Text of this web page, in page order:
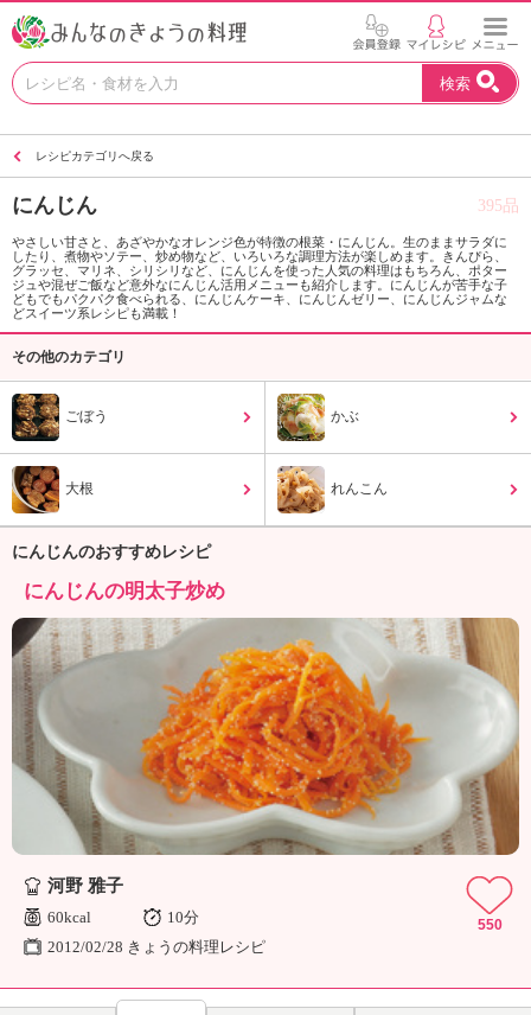
お
い
を
見
つ
け
よ
。
K
エ
ナ
ル
「
み
ん
な
の
き
ょ
理
検索
レシピカテゴリへ戻る
にんじん 395品
やさしい甘さと、あざやかなオレンジ色が特徴の根菜・にんじん。生のままサラダに
したり、煮物やソテー、炒め物など、いろいろな調理方法が楽しめます。きんぴら、
グラッセ、マリネ、シリシリなど、にんじんを使った人気の料理はもちろん、ポター
ジュや混ぜご飯など意外なにんじん活用メニューも紹介します。にんじんが苦手な子
どもでもパクパク食べられる、にんじんケーキ、にんじんゼリー、にんじんジャムな
どスイーツ系レシピも満載！
その他のカテゴリ
ごぼう かぶ
大根 れんこん
にんじんのおすすめレシピ
にんじんの明太子炒め
河野 雅子
60kcal
10分
2012/02/28 きょうの料理レシピ
550